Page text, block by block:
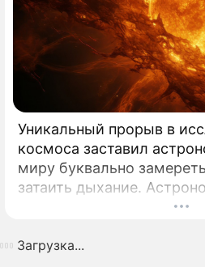
Уникальный прорыв в
космоса заставил
миру буквально
затаить дыхание.
совершить невозможное
доселе четкостью.
Загрузка...